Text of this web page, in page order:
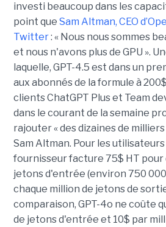
investi beaucoup dans les
point que Sam Altman, CEO
Twitter: « Nous nous sommes
et nous n'avons plus de GPU ».
laquelle, GPT-4.5 est dans un
aux abonnés de la formule à
clients ChatGPT Plus et Team
dans le courant de la semaine
rajouter « des dizaines de milliers
Sam Altman. Pour les utilisateurs
fournisseur facture 75$ HT pour
jetons d'entrée (environ 750
chaque million de jetons de
comparaison, GPT-4o ne coûte
de jetons d'entrée et 10$ par